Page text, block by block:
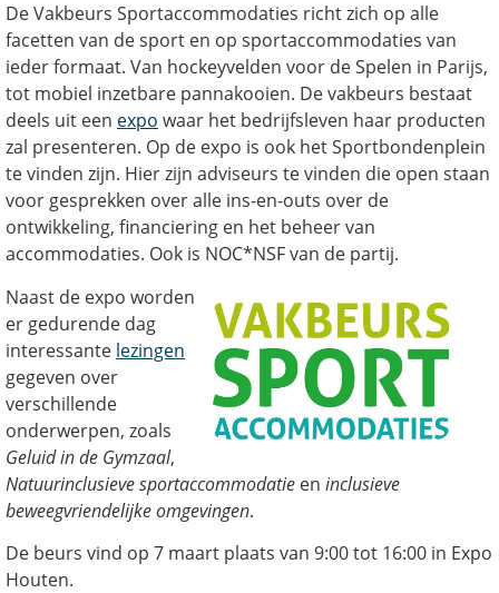
De Vakbeurs Sportaccommodaties richt zich op alle
facetten van de sport en op sportaccommodaties van
ieder formaat. Van hockeyvelden voor de Spelen in Parijs,
tot mobiel inzetbare pannakooien. De vakbeurs bestaat
deels uit een expo waar het bedrijfsleven haar producten
zal presenteren. Op de expo is ook het Sportbondenplein
te vinden zijn. Hier zijn adviseurs te vinden die open staan
voor gesprekken over alle ins-en-outs over de
ontwikkeling, financiering en het beheer van
accommodaties. Ook is NOC*NSF van de partij.
Naast de expo worden
er gedurende dag
interessante lezingen
gegeven over
verschillende
onderwerpen, zoals
Geluid in de Gymzaal,
Natuurinclusieve sportaccommodatie en inclusieve
beweegvriendelijke omgevingen.
De beurs vind op 7 maart plaats van 9:00 tot 16:00 in Expo
Houten.